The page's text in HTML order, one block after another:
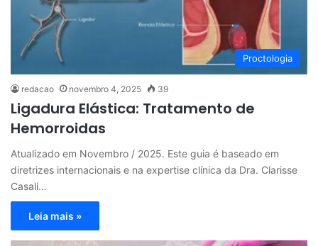
Proctologia
redacao novembro 4, 2025 39
Ligadura Elástica: Tratamento de
Hemorroidas
Atualizado em Novembro / 2025. Este guia é baseado em
diretrizes internacionais e na expertise clínica da Dra. Clarisse
Casali…
Leia mais »